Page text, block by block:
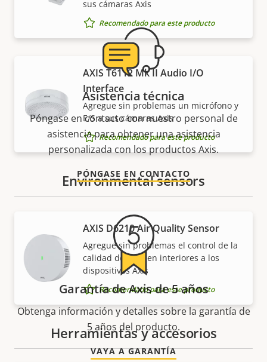
sus cámaras Axis
Recomendado para este producto
AXIS T6112 Mk II Audio I/O
Interface
Agregue sin problemas un micrófono y
E/S a sus cámaras Axis
Recomendado para este producto
Environmental sensors
AXIS D6210 Air Quality Sensor
Agregue sin problemas el control de la
calidad del aire en interiores a los
dispositivos Axis
Recomendado para este producto
Herramientas y accesorios
Asistencia técnica
Póngase en contacto con nuestro personal de
asistencia para obtener una asistencia
personalizada con los productos Axis.
PÓNGASE EN CONTACTO
Garantía de Axis de 5 años
Obtenga información y detalles sobre la garantía de
5 años del producto.
VAYA A GARANTÍA